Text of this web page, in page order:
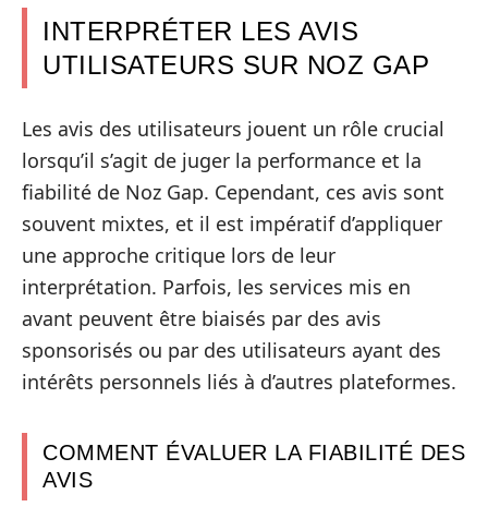
INTERPRÉTER LES AVIS
UTILISATEURS SUR NOZ GAP
Les avis des utilisateurs jouent un rôle crucial
lorsqu’il s’agit de juger la performance et la
fiabilité de Noz Gap. Cependant, ces avis sont
souvent mixtes, et il est impératif d’appliquer
une approche critique lors de leur
interprétation. Parfois, les services mis en
avant peuvent être biaisés par des avis
sponsorisés ou par des utilisateurs ayant des
intérêts personnels liés à d’autres plateformes.
COMMENT ÉVALUER LA FIABILITÉ DES
AVIS